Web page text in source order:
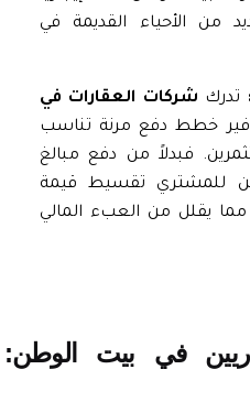
الأحياء القديمة في
شركات العقارات في
دفع مرنة تناسب
فبدلاً من دفع مبالغ
تقسيط قيمة
يقلل من العبء المالي
في بيت الوطن: